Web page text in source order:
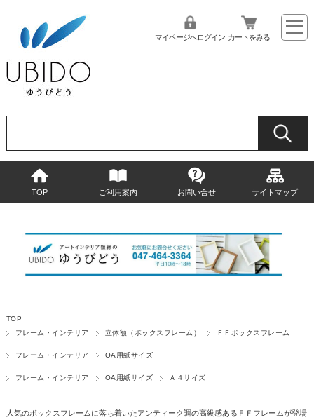
マイページへログイン カートをみる
TOP ご利用案内 お問い合せ サイトマップ
TOP
フレーム・インテリア
立体額（ボックスフレーム） ＦＦボックスフレーム
フレーム・インテリア OA用紙サイズ
フレーム・インテリア OA用紙サイズ Ａ４サイズ
人気のボックスフレームに落ち着いたアンティーク調の高級感あるＦＦフレームが登場